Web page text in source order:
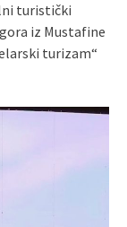
turistički
iz Mustafine
turizam“